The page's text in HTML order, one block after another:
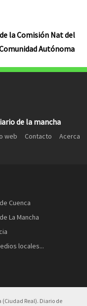
la Comisión Nat del
Autónoma
de la mancha
web Contacto
Acerca
Cuenca
La Mancha
locales...
(Ciudad Real). Diario de